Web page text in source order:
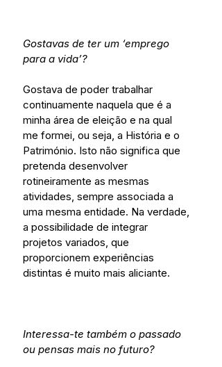
Gostavas de ter um ‘emprego
para a vida’?
Gostava de poder trabalhar
continuamente naquela que é a
minha área de eleição e na qual
me formei, ou seja, a História e o
Património. Isto não significa que
pretenda desenvolver
rotineiramente as mesmas
atividades, sempre associada a
uma mesma entidade. Na verdade,
a possibilidade de integrar
projetos variados, que
proporcionem experiências
distintas é muito mais aliciante.
Interessa-te também o passado
ou pensas mais no futuro?